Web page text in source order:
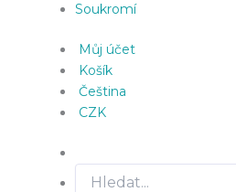
Soukromí
Můj účet
Košík
Čeština
CZK